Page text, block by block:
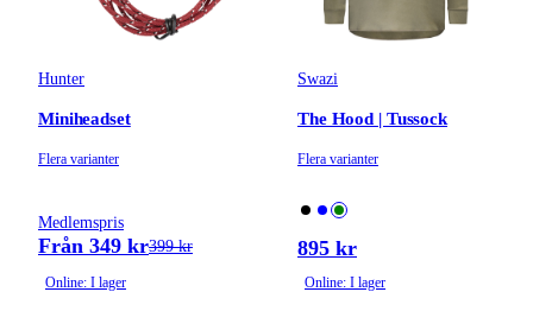
Hunter
Miniheadset
Flera varianter
Medlemspris
Från 349 kr399 kr
Online: I lager
Swazi
The Hood | Tussock
Flera varianter
895 kr
Online: I lager